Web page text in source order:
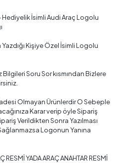
Hediyelik İsimli Audi Araç Logolu
Kişiye Özel İsimli Logolu
Soru Sor kısmından Bizlere
Olmayan Ürünlerdir O Sebeple
Karar verip öyle Sipariş
Verildikten Sonra Yazılması
Logonun Yanına
RESMİ YADA ARAÇ ANAHTAR RESMİ